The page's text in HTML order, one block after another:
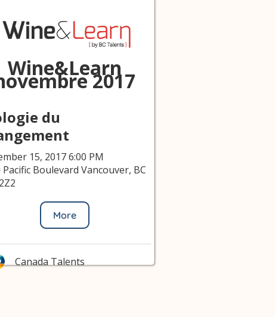
Wine&Learn
2017
du
15, 2017 6:00 PM
Pacific Boulevard Vancouver, BC
More
Canada Talents